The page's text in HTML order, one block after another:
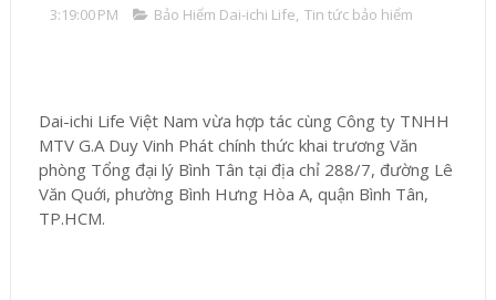
3:19:00 PM Bảo Hiểm Dai-ichi Life, Tin tức bảo hiểm
Dai-ichi Life Việt Nam vừa hợp tác cùng Công ty TNHH
MTV G.A Duy Vinh Phát chính thức khai trương Văn
phòng Tổng đại lý Bình Tân tại địa chỉ 288/7, đường Lê
Văn Quới, phường Bình Hưng Hòa A, quận Bình Tân,
TP.HCM.